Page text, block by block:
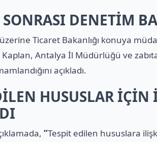
SONRASI DENETİM
Ticaret Bakanlığı konuya
Kaplan, Antalya İl Müdürlüğü ve
açıkladı.
HUSUSLAR İÇİN
“Tespit edilen hususlara